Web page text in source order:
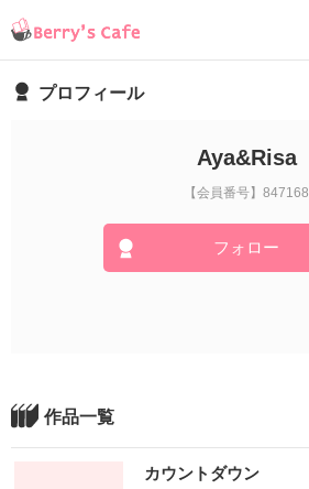
プロフィール
Aya&Risa
【会員番号】847168
フォロー
作品一覧
カウントダウン